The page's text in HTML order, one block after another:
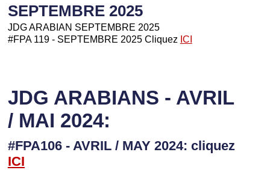
SEPTEMBRE 2025
JDG ARABIAN SEPTEMBRE 2025
#FPA 119 - SEPTEMBRE 2025 Cliquez ICI
JDG ARABIANS - AVRIL
/ MAI 2024:
#FPA106 - AVRIL / MAY 2024: cliquez
ICI